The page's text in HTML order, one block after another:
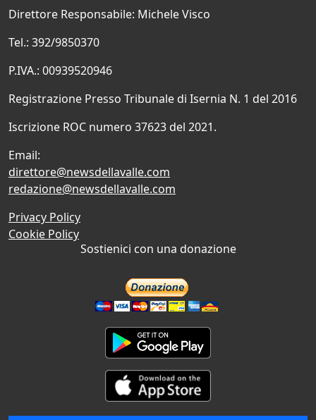
Direttore Responsabile: Michele Visco
Tel.: 392/9850370
P.IVA.: 00939520946
Registrazione Presso Tribunale di Isernia N. 1 del 2016
Iscrizione ROC numero 37623 del 2021.
Email:
direttore@newsdellavalle.com
redazione@newsdellavalle.com
Privacy Policy
Cookie Policy
Sostienici con una donazione